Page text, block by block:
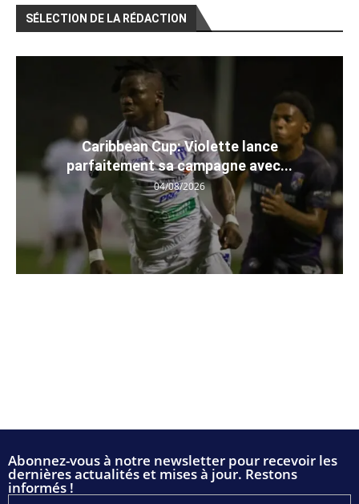
SÉLECTION DE LA RÉDACTION
Caribbean Cup: Violette lance
parfaitement sa campagne avec...
04/08/2026
Abonnez-vous à notre newsletter pour recevoir les
dernières actualités et mises à jour. Restons
informés !